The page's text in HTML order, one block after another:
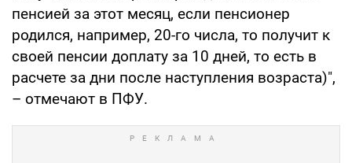
пенсией за этот месяц, если пенсионер
родился, например, 20-го числа, то получит к
своей пенсии доплату за 10 дней, то есть в
расчете за дни после наступления возраста)",
– отмечают в ПФУ.